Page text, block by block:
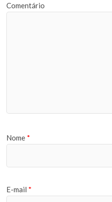
Comentário
Nome *
E-mail *